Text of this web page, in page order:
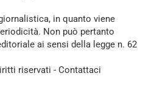
in quanto viene
Non può pertanto
ai sensi della legge n. 62
riservati - Contattaci